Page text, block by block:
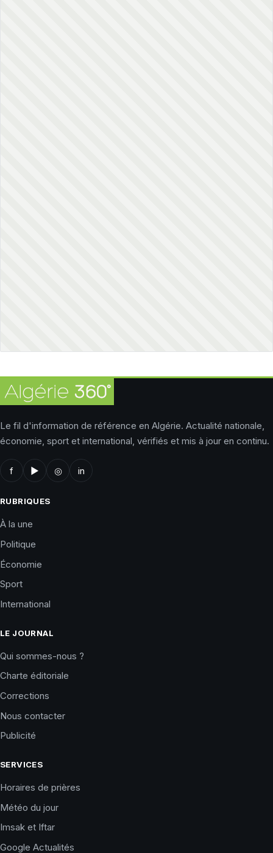
Le fil d'information de référence en Algérie. Actualité nationale,
économie, sport et international, vérifiés et mis à jour en continu.
f ▶ ◎ in
RUBRIQUES
À la une
Politique
Économie
Sport
International
LE JOURNAL
Qui sommes-nous ?
Charte éditoriale
Corrections
Nous contacter
Publicité
SERVICES
Horaires de prières
Météo du jour
Imsak et Iftar
Google Actualités